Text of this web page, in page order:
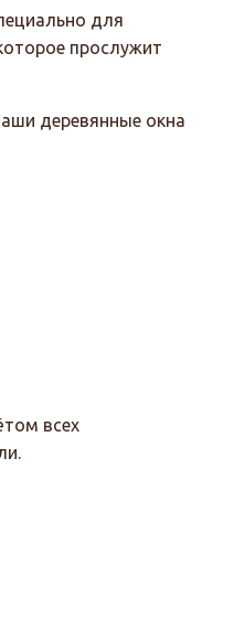
для
прослужит
деревянные окна
всех